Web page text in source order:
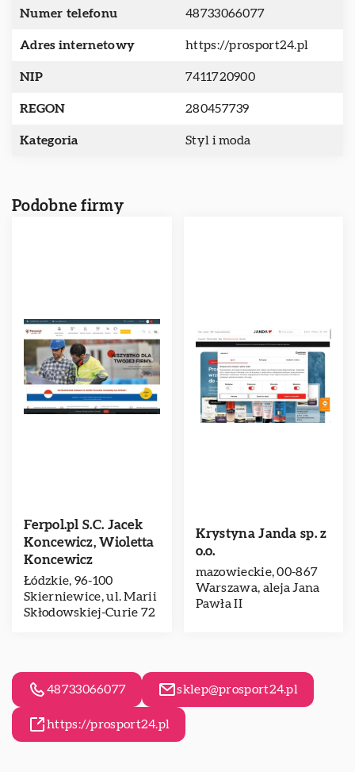
Numer telefonu 48733066077
Adres internetowy https://prosport24.pl
NIP 7411720900
REGON 280457739
Kategoria Styl i moda
Podobne firmy
Ferpol.pl S.C. Jacek
Koncewicz, Wioletta
Koncewicz
Łódzkie, 96-100
Skierniewice, ul. Marii
Skłodowskiej-Curie 72
Krystyna Janda sp. z
o.o.
mazowieckie, 00-867
Warszawa, aleja Jana
Pawła II
48733066077 sklep@prosport24.pl
https://prosport24.pl